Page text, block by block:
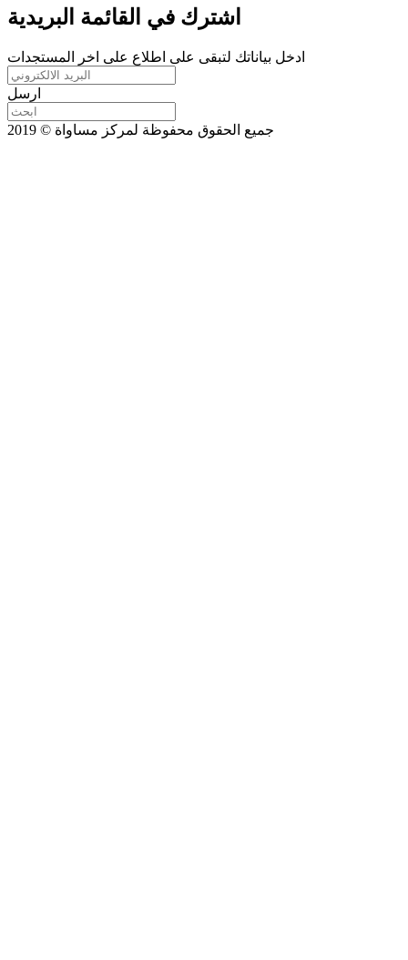
اشترك في القائمة البريدية
ادخل بياناتك لتبقى على اطلاع على اخر المستجدات
ارسل
جميع الحقوق محفوظة لمركز مساواة © 2019